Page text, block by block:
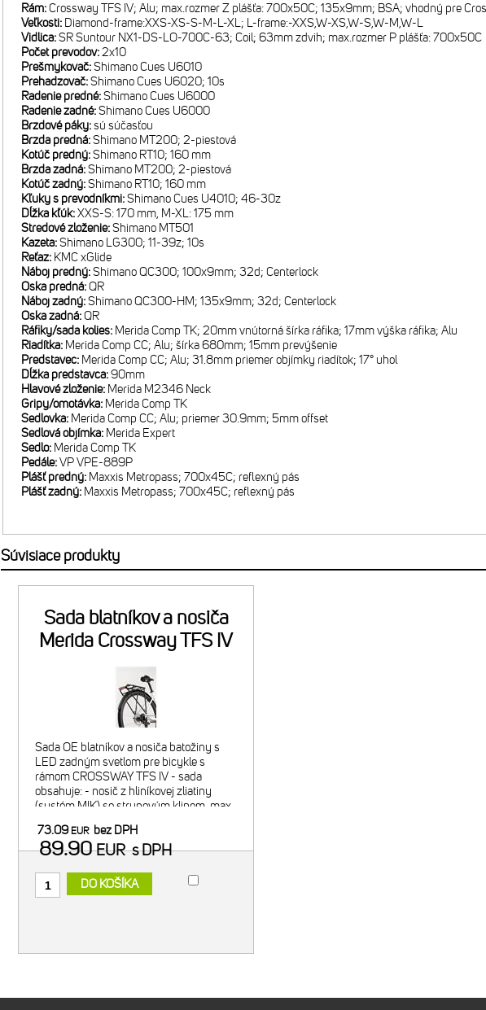
Rám:Crossway TFS IV; Alu; max.rozmer Z plášťa: 700x50C; 135x9mm; BSA; vhodný pre
Veľkosti: Diamond-frame:XXS-XS-S-M-L-XL; L-frame:-XXS,W-XS,W-S,W-M,W-L
Vidlica:SR Suntour NX1-DS-LO-700C-63; Coil; 63mm zdvih; max.rozmer P plášťa: 700x50C
Počet prevodov:2x10
Prešmykovač:Shimano Cues U6010
Prehadzovač:Shimano Cues U6020; 10s
Radenie predné:Shimano Cues U6000
Radenie zadné:Shimano Cues U6000
Brzdové páky:sú súčasťou
Brzda predná:Shimano MT200; 2-piestová
Kotúč predný:Shimano RT10; 160 mm
Brzda zadná:Shimano MT200; 2-piestová
Kotúč zadný:Shimano RT10; 160 mm
Kľuky s prevodníkmi:Shimano Cues U4010; 46-30z
Dĺžka kľúk:XXS-S: 170 mm, M-XL: 175 mm
Stredové zloženie:Shimano MT501
Kazeta:Shimano LG300; 11-39z; 10s
Reťaz: KMC xGlide
Náboj predný:Shimano QC300; 100x9mm; 32d; Centerlock
Oska predná:QR
Náboj zadný:Shimano QC300-HM; 135x9mm; 32d; Centerlock
Oska zadná:QR
Ráfiky/sada kolies: Merida Comp TK; 20mm vnútorná šírka ráfika; 17mm výška ráfika; Alu
Riadítka: Merida Comp CC; Alu; šírka 680mm; 15mm prevýšenie
Predstavec: Merida Comp CC; Alu; 31.8mm priemer objímky riadítok; 17° uhol
Dĺžka predstavca:90mm
Hlavové zloženie: Merida M2346 Neck
Gripy/omotávka: Merida Comp TK
Sedlovka: Merida Comp CC; Alu; priemer 30.9mm; 5mm offset
Sedlová objímka: Merida Expert
Sedlo: Merida Comp TK
Pedále:VP VPE-889P
Plášť predný: Maxxis Metropass; 700x45C; reflexný pás
Plášť zadný: Maxxis Metropass; 700x45C; reflexný pás
Súvisiace produkty
Sada blatníkov a nosiča
Merida Crossway TFS IV
EQ Kit
Sada OE blatníkov a nosiča batožiny s
LED zadným svetlom pre bicykle s
rámom CROSSWAY TFS IV - sada
obsahuje: - nosič z hliníkovej zliatiny
(systém MIK) so strunovým klipom, max.
blatník z odolného plastu, vonkajš
73.09EUR bez DPH
89.90EURs DPH
DO KOŠÍKA